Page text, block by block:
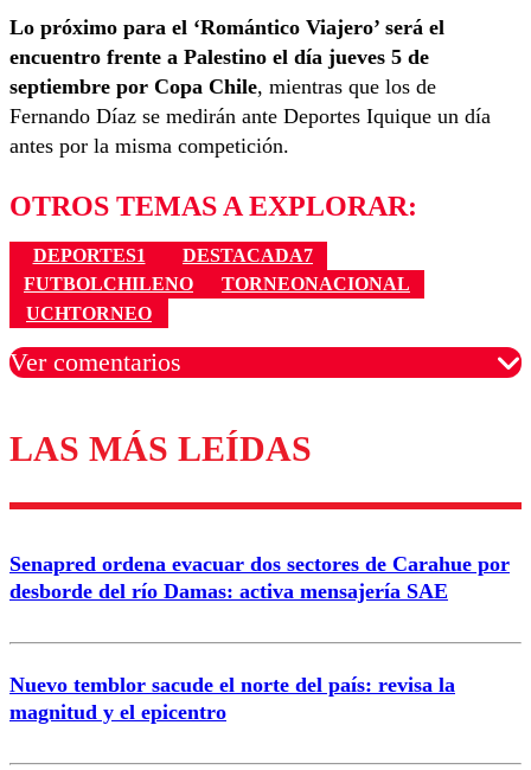
Lo próximo para el ‘Romántico Viajero’ será el
encuentro frente a Palestino el día jueves 5 de
septiembre por Copa Chile, mientras que los de
Fernando Díaz se medirán ante Deportes Iquique un día
antes por la misma competición.
OTROS TEMAS A EXPLORAR:
DEPORTES1
DESTACADA7
FUTBOLCHILENO
TORNEONACIONAL
UCHTORNEO
Ver comentarios
Los comentarios son moderados para garantizar un
diálogo respetuoso.
Nombre
Correo
LAS MÁS LEÍDAS
Senapred ordena evacuar dos sectores de Carahue por
desborde del río Damas: activa mensajería SAE
Nuevo temblor sacude el norte del país: revisa la
magnitud y el epicentro